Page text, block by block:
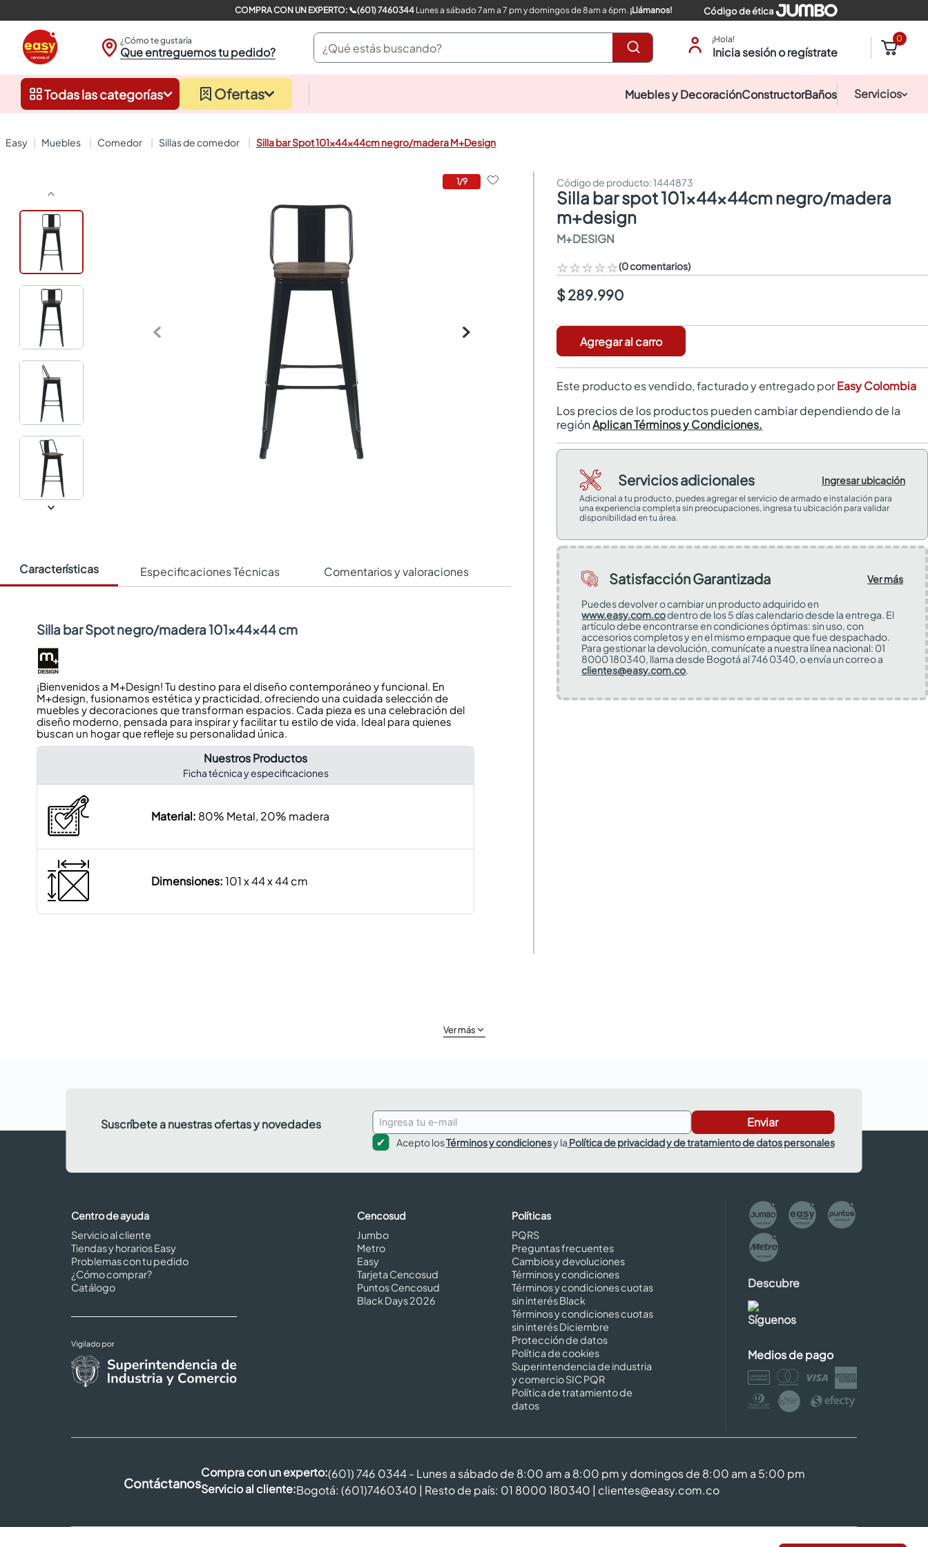
COMPRA CON UN EXPERTO: 📞(601) 7460344Lunes a sábado 7am a 7 pm y domingos de 8am a 6pm. ¡Llámanos! Código de ética
¿Cómo te gustaría
Que entreguemos tu pedido?
¿Qué estás buscando? ¡Hola!
Inicia sesión o regístrate
0
Todas las categorías Ofertas Muebles y DecoraciónConstructorBaños Servicios
muebles comedor sillas de comedor Silla bar Spot 101x44x44cm negro/madera M+Design
1/9
Características Especificaciones Técnicas Comentarios y valoraciones
Silla bar Spot negro/madera 101x44x44 cm
¡Bienvenidos a M+Design! Tu destino para el diseño contemporáneo y funcional. En
M+design, fusionamos estética y practicidad, ofreciendo una cuidada selección de
muebles y decoraciones que transforman espacios. Cada pieza es una celebración del
diseño moderno, pensada para inspirar y facilitar tu estilo de vida. Ideal para quienes
buscan un hogar que refleje su personalidad única.
Nuestros Productos
Ficha técnica y especificaciones
Material: 80% Metal, 20% madera
Dimensiones:101 x 44 x 44 cm
:1444873
silla bar spot 101x44x44cm negro/madera
m+design
M+DESIGN
☆☆☆☆☆(0 comentarios)
$ 289.990
Agregar al carro
Este producto es vendido, facturado y entregado porEasy Colombia
Los precios de los productos pueden cambiar dependiendo de la
regiónAplican Términos y Condiciones.
Servicios adicionales Ingresar ubicación
Adicional a tu producto, puedes agregar el servicio de armado e instalación para
una experiencia completa sin preocupaciones, ingresa tu ubicación para validar
disponibilidad en tu área.
Satisfacción Garantizada
Ver más
Puedes devolver o cambiar un producto adquirido en
www.easy.com.codentro de los 5 días calendario desde la entrega. El
artículo debe encontrarse en condiciones óptimas: sin uso, con
accesorios completos y en el mismo empaque que fue despachado.
Para gestionar la devolución, comunícate a nuestra línea nacional: 01
8000 180340, llama desde Bogotá al 746 0340, o envía un correo a
clientes@easy.com.co.
Ver más
Suscríbete a nuestras ofertas y novedades Enviar
Acepto losTérminos y condicionesy la Política de privacidad y de tratamiento de datos personales
Centro de ayuda
Servicio al cliente
Tiendas y horarios Easy
Problemas con tu pedido
¿Cómo comprar?
Catálogo
Cencosud
Jumbo
Metro
Easy
Tarjeta Cencosud
Puntos Cencosud
Black Days 2026
Políticas
PQRS
Preguntas frecuentes
Cambios y devoluciones
Términos y condiciones
Términos y condiciones cuotas
sin interés Black
Términos y condiciones cuotas
sin interés Diciembre
Protección de datos
Política de cookies
Superintendencia de industria
y comercio SIC PQR
Política de tratamiento de
datos
Descubre
Síguenos
Medios de pago
Contáctanos
Compra con un experto:(601) 746 0344 - Lunes a sábado de 8:00 am a 8:00 pm y domingos de 8:00 am a 5:00 pm
Servicio al cliente:Bogotá: (601)7460340 | Resto de país: 01 8000 180340 | clientes@easy.com.co
closet
sanitarios
comedores
armarios closet
neveras